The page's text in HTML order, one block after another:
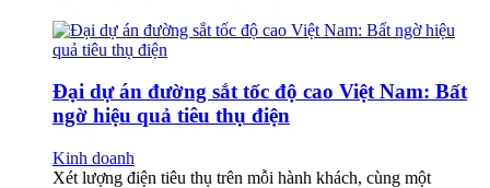
Đại dự án đường sắt tốc độ cao Việt Nam: Bất
ngờ hiệu quả tiêu thụ điện
Kinh doanh
Xét lượng điện tiêu thụ trên mỗi hành khách, cùng một